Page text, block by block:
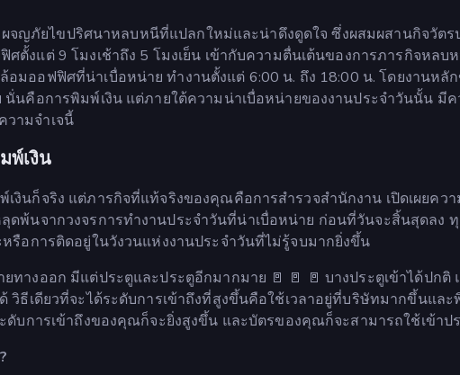
ผจญภัยไขปริศนาหลบหนีที่แปลกใหม่และน่าดึงดูดใจ ซึ่งผสมผสานกิจวัต
ตั้งแต่ 9 โมงเช้าถึง 5 โมงเย็น เข้ากับความตื่นเต้นของการภารกิจหลบ
มออฟฟิศที่น่าเบื่อหน่าย ทำงานตั้งแต่ 6:00 น. ถึง 18:00 น. โดยงานห
นั่นคือการพิมพ์เงิน แต่ภายใต้ความน่าเบื่อหน่ายของงานประจำวันนั้น มี
ามจำเจนี้
พ์เงิน
งินก็จริง แต่ภารกิจที่แท้จริงของคุณคือการสำรวจสำนักงาน เปิดเผยคว
ดพ้นจากวงจรการทำงานประจำวันที่น่าเบื่อหน่าย ก่อนที่วันจะสิ้นสุดลง
หรือการติดอยู่ในวังวนแห่งงานประจำวันที่ไม่รู้จบมากยิ่งขึ้น
ทางออก มีแต่ประตูและประตูอีกมากมาย 🚪 🚪 🚪 บางประตูเข้าได้ปกติ
วิธีเดียวที่จะได้ระดับการเข้าถึงที่สูงขึ้นคือใช้เวลาอยู่ที่บริษัทมากขึ้นแล
ดับการเข้าถึงของคุณก็จะยิ่งสูงขึ้น และบัตรของคุณก็จะสามารถใช้เข้าป